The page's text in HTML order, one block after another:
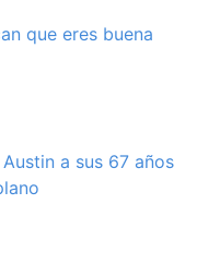
que eres buena
a sus 67 años